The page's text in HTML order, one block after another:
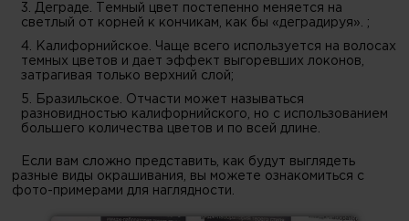
3. Деграде. Темный цвет постепенно меняется на
светлый от корней к кончикам, как бы «деградируя». ;
4. Калифорнийское. Чаще всего используется на волосах
темных цветов и дает эффект выгоревших локонов,
затрагивая только верхний слой;
5. Бразильское. Отчасти может называться
разновидностью калифорнийского, но с использованием
большего количества цветов и по всей длине.
Если вам сложно представить, как будут выглядеть
разные виды окрашивания, вы можете ознакомиться с
фото-примерами для наглядности.